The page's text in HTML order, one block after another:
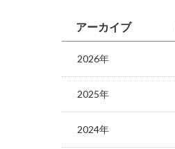
アーカイブ
2026年
2025年
2024年